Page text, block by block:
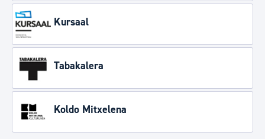
Kursaal
Tabakalera
Koldo Mitxelena